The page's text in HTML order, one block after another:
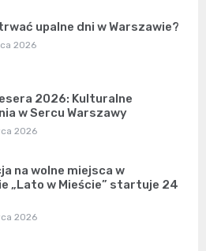
upalne dni w Warszawie?
2026
2026: Kulturalne
w Sercu Warszawy
2026
na wolne miejsca w
„Lato w Mieście” startuje 24
2026